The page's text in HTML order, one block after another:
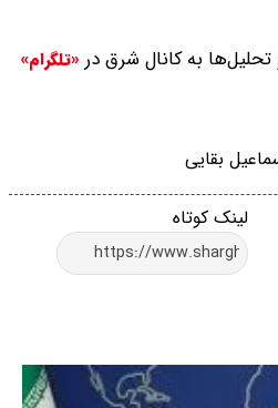
تحلیل‌ها به کانال شرق در «تلگرام»
بقایی
لینک کوتاه